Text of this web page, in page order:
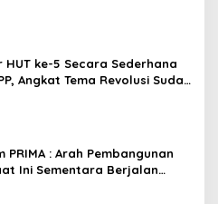
HUT ke-5 Secara Sederhana
Angkat Tema Revolusi Sudah
PRIMA : Arah Pembangunan
Ini Sementara Berjalan